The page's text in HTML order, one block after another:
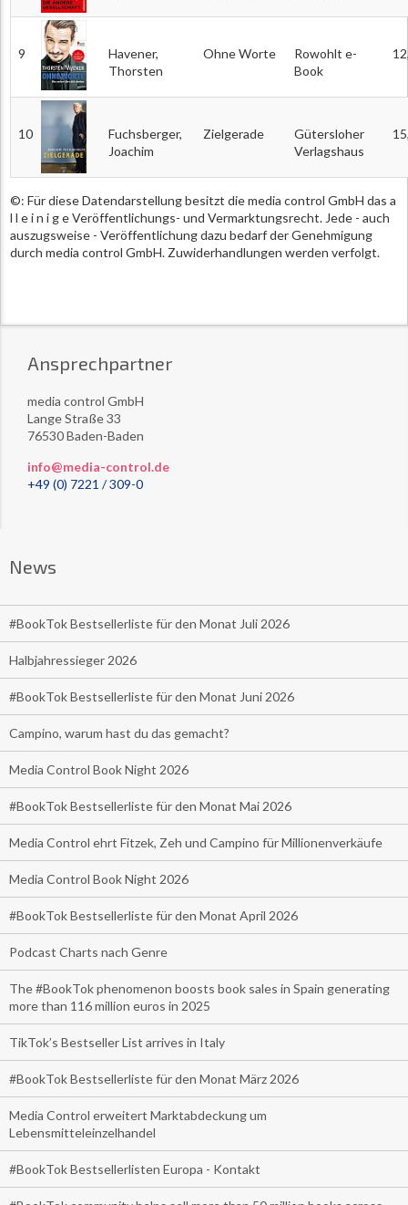
9
Havener,
Thorsten
Ohne Worte
Rowohlt e-
Book
10
Fuchsberger,
Joachim
Zielgerade
Gütersloher
Verlagshaus
©: Für diese Datendarstellung besitzt die media control GmbH das a
l l e i n i g e Veröffentlichungs- und Vermarktungsrecht. Jede - auch
auszugsweise - Veröffentlichung dazu bedarf der Genehmigung
durch media control GmbH. Zuwiderhandlungen werden verfolgt.
Ansprechpartner
media control GmbH
Lange Straße 33
76530 Baden-Baden
info@media-control.de
+49 (0) 7221 / 309-0
News
#BookTok Bestsellerliste für den Monat Juli 2026
Halbjahressieger 2026
#BookTok Bestsellerliste für den Monat Juni 2026
Campino, warum hast du das gemacht?
Media Control Book Night 2026
#BookTok Bestsellerliste für den Monat Mai 2026
Media Control ehrt Fitzek, Zeh und Campino für Millionenverkäufe
Media Control Book Night 2026
#BookTok Bestsellerliste für den Monat April 2026
Podcast Charts nach Genre
The #BookTok phenomenon boosts book sales in Spain generating
more than 116 million euros in 2025
TikTok’s Bestseller List arrives in Italy
#BookTok Bestsellerliste für den Monat März 2026
Media Control erweitert Marktabdeckung um
Lebensmitteleinzelhandel
#BookTok Bestsellerlisten Europa - Kontakt